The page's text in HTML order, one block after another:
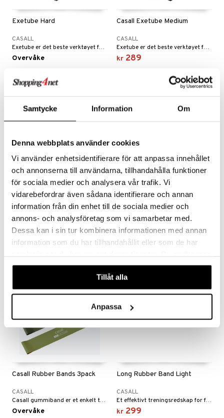
Samtycke Information Om
Denna webbplats använder cookies
Vi använder enhetsidentifierare för att anpassa innehållet
och annonserna till användarna, tillhandahålla funktioner
för sociala medier och analysera vår trafik. Vi
vidarebefordrar även sådana identifierare och annan
information från din enhet till de sociala medier och
annons- och analysföretag som vi samarbetar med.
Dessa kan i sin tur kombinera informationen med annan
information som du har tillhandahållit eller som de har
våra cookies vid fortsatt användande av vår webbplats.
Tillåt alla
Anpassa
Exetube Hard
CASALL
Exetube er det beste verktøyet for motstandstrening som trener selv de minste muskelgruppene. Maksimal motstand: 50,9 kg.
Overvåke
Casall Exetube Medium
CASALL
Exetube er det beste verktøyet for motstandstrening som trener selv de minste muskelgruppene. Maksimal motstand: 37,2 kg.
kr 289
Power Grip hard
CASALL
Power Grip gir den beste treningen for hånd- og underarmmusklene.
kr 179
Power Grip medium
CASALL
kr 179
Casall Rubber Bands 3pack
CASALL
Casall gummiband er et enkelt treningsredskap for motstandstrening, men med uendelige treningsmuligheter.
Overvåke
Long Rubber Band Light
CASALL
Et effektivt treningsredskap for funksjonell trening som hjelper deg med å trene styrke, fleksibilitet, smidighet og hurtighet.
kr 299